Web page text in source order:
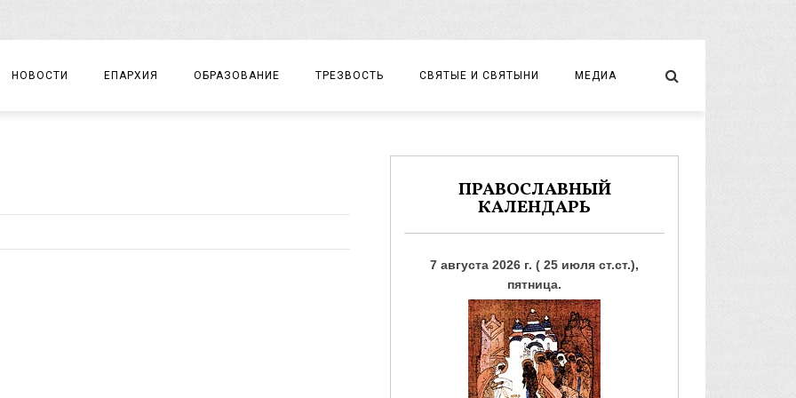
НОВОСТИ ЕПАРХИЯ
ДОКУМЕНТЫ
ЕПАРХИАЛЬНЫЕ ОТДЕЛЫ
ОБРАЗОВАНИЕ
ДЕТСКИЙ ТУРИЗМ
ТРЕЗВОСТЬ
ЗАМЕТКИ
СВЯТЫЕ И СВЯТЫНИ МЕДИА
ФОТО
ПРАВОСЛАВНЫЙ
КАЛЕНДАРЬ
7 августа 2026 г. ( 25 июля ст.ст.),
пятница.